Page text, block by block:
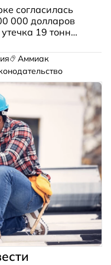
согласилась
000 долларов
19 тонн
Аммиак